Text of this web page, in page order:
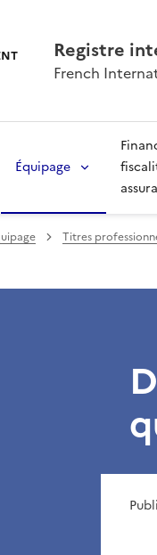
Registre
French
Équipage
Titres